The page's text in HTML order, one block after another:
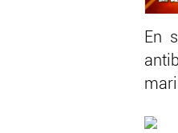
En